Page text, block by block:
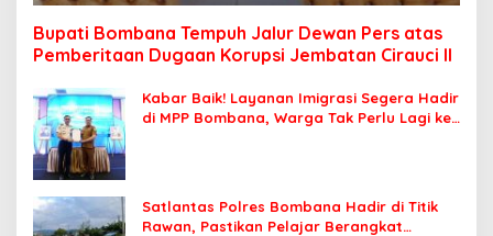
Bupati Bombana Tempuh Jalur Dewan Pers atas
Pemberitaan Dugaan Korupsi Jembatan Cirauci II
Kabar Baik! Layanan Imigrasi Segera Hadir
di MPP Bombana, Warga Tak Perlu Lagi ke
Satlantas Polres Bombana Hadir di Titik
Rawan, Pastikan Pelajar Berangkat